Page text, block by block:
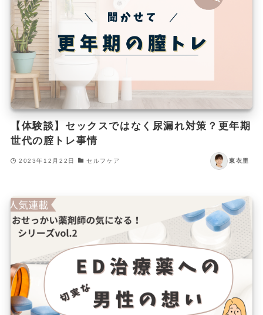
【体験談】セックスではなく尿漏れ対策？更年期
世代の腟トレ事情
2023年12月22日 セルフケア 東衣里